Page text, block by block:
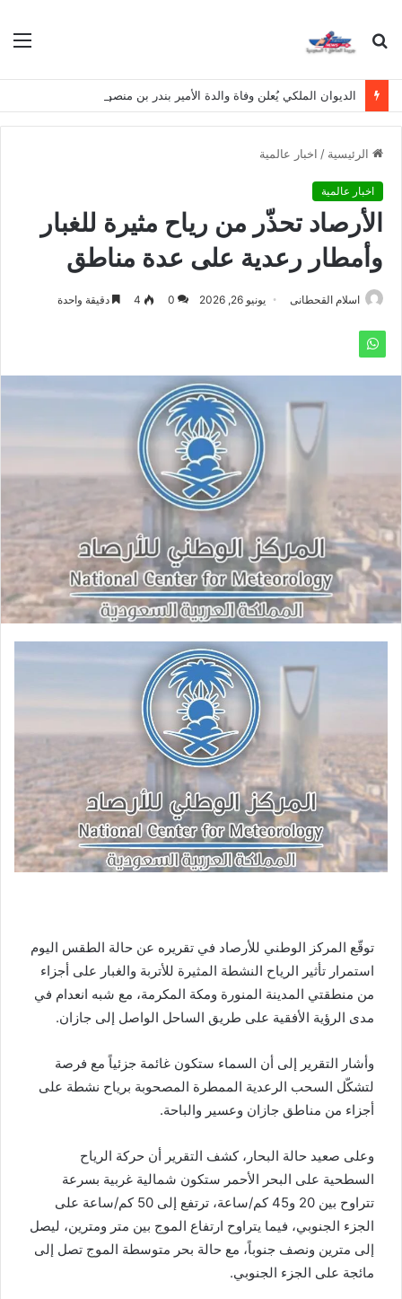
بحث
الرئيسية / اخبار عالمية
اخبار عالمية
الأرصاد تحذّر من رياح مثيرة للغبار
وأمطار رعدية على عدة مناطق
اسلام القحطانى يونيو 26, 2026 0
4 دقيقة واحدة
توقّع المركز الوطني للأرصاد في تقريره عن حالة الطقس اليوم
استمرار تأثير الرياح النشطة المثيرة للأتربة والغبار على أجزاء
من منطقتي المدينة المنورة ومكة المكرمة، مع شبه انعدام في
مدى الرؤية الأفقية على طريق الساحل الواصل إلى جازان.
وأشار التقرير إلى أن السماء ستكون غائمة جزئياً مع فرصة
لتشكّل السحب الرعدية الممطرة المصحوبة برياح نشطة على
أجزاء من مناطق جازان وعسير والباحة.
وعلى صعيد حالة البحار، كشف التقرير أن حركة الرياح
السطحية على البحر الأحمر ستكون شمالية غربية بسرعة
تتراوح بين 20 و45 كم/ساعة، ترتفع إلى 50 كم/ساعة على
الجزء الجنوبي، فيما يتراوح ارتفاع الموج بين متر ومترين، ليصل
إلى مترين ونصف جنوباً، مع حالة بحر متوسطة الموج تصل إلى
مائجة على الجزء الجنوبي.